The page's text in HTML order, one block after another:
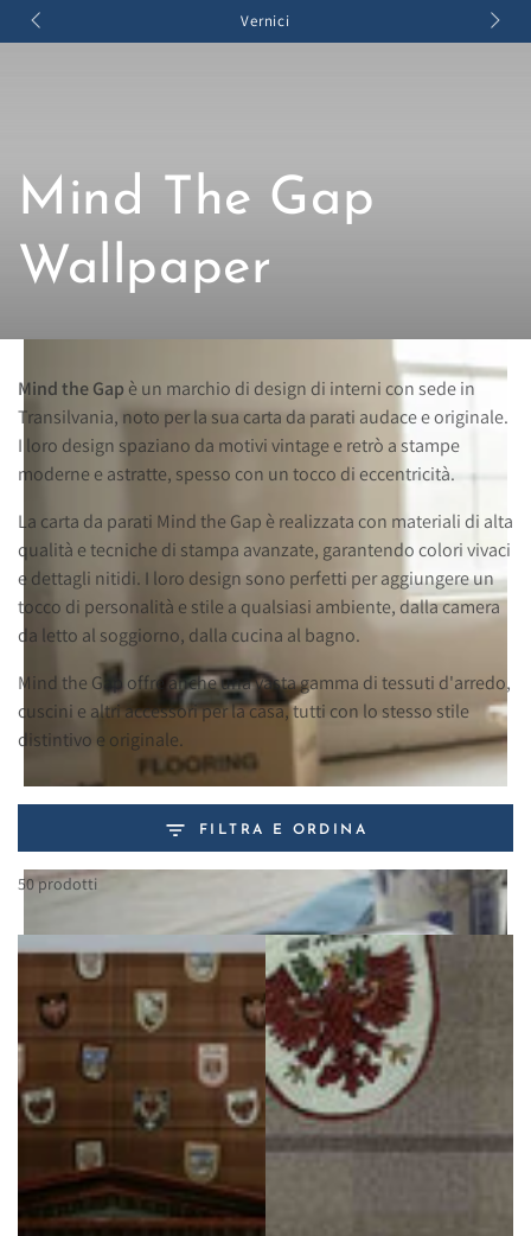
PASSA AL
CONTENUTO
Vernici
Collezione:
Mind The Gap
Wallpaper
Mind the Gap è un marchio di design di interni con sede in
Transilvania, noto per la sua carta da parati audace e originale.
I loro design spaziano da motivi vintage e retrò a stampe
moderne e astratte, spesso con un tocco di eccentricità.
La carta da parati Mind the Gap è realizzata con materiali di alta
qualità e tecniche di stampa avanzate, garantendo colori vivaci
e dettagli nitidi. I loro design sono perfetti per aggiungere un
tocco di personalità e stile a qualsiasi ambiente, dalla camera
da letto al soggiorno, dalla cucina al bagno.
Mind the Gap offre anche una vasta gamma di tessuti d'arredo,
cuscini e altri accessori per la casa, tutti con lo stesso stile
distintivo e originale.
FILTRA E ORDINA
50 prodotti